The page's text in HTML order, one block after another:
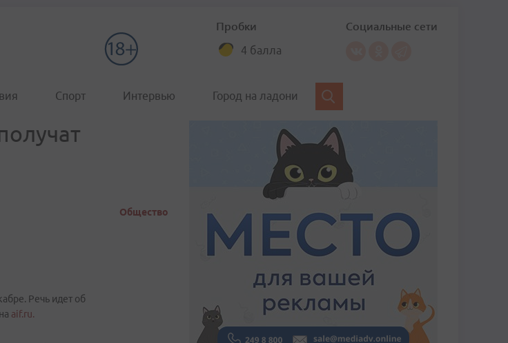
Пробки
4 балла
Социальные сети
Спорт Интервью Город на ладони
Общество
Речь идет об
aif.ru.